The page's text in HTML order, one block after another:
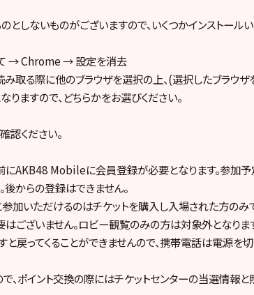
としないものがございますので、いくつかインストール
→ Chrome → 設定を消去
取る際に他のブラウザを選択の上、(選択したブラウザ
りますので、どちらかをお選びください。
認ください。
にAKB48 Mobileに会員登録が必要となります。参加
からの登録はできません。
加いただけるのはチケットを購入し入場された方のみ
ざいません。ロビー観覧のみの方は対象外となりま
戻ってくることができませんので、携帯電話は電源を
ポイント交換の際にはチケットセンターの当選情報と